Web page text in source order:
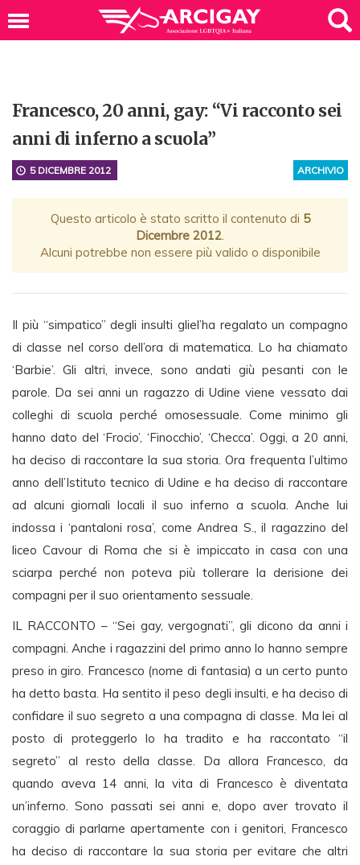
Francesco, 20 anni, gay: “Vi racconto sei
anni di inferno a scuola”
ARCHIVIO
5 DICEMBRE 2012
Questo articolo è stato scritto il contenuto di 5
Dicembre 2012.
Alcuni potrebbe non essere più valido o disponibile
Il più “simpatico” degli insulti gliel’ha regalato un compagno
di classe nel corso dell’ora di matematica. Lo ha chiamato
‘Barbie’. Gli altri, invece, sono andati giù pesanti con le
parole. Da sei anni un ragazzo di Udine viene vessato dai
colleghi di scuola perché omosessuale. Come minimo gli
hanno dato del ‘Frocio’, ‘Finocchio’, ‘Checca’. Oggi, a 20 anni,
ha deciso di raccontare la sua storia. Ora frequenta l’ultimo
anno dell’Istituto tecnico di Udine e ha deciso di raccontare
ad alcuni giornali locali il suo inferno a scuola. Anche lui
indossa i ‘pantaloni rosa’, come Andrea S., il ragazzino del
liceo Cavour di Roma che si è impiccato in casa con una
sciarpa perché non poteva più tollerare la derisione dei
compagni per il suo orientamento sessuale.
IL RACCONTO – “Sei gay, vergognati”, gli dicono da anni i
compagni. Anche i ragazzini del primo anno lo hanno sempre
preso in giro. Francesco (nome di fantasia) a un certo punto
ha detto basta. Ha sentito il peso degli insulti, e ha deciso di
confidare il suo segreto a una compagna di classe. Ma lei al
posto di proteggerlo lo ha tradito e ha raccontato “il
segreto” al resto della classe. Da allora Francesco, da
quando aveva 14 anni, la vita di Francesco è diventata
un’inferno. Sono passati sei anni e, dopo aver trovato il
coraggio di parlarne apertamente con i genitori, Francesco
ha deciso di raccontare la sua storia per evitare che altri